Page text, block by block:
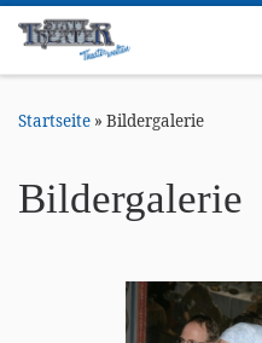
Zum Inhalt springen
Startseite » Bildergalerie
Bildergalerie